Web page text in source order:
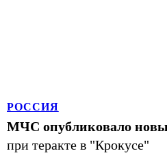
РОССИЯ
МЧС опубликовало
при теракте в "Крокусе"